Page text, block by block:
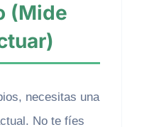
(Mide
necesitas una
No te fíes